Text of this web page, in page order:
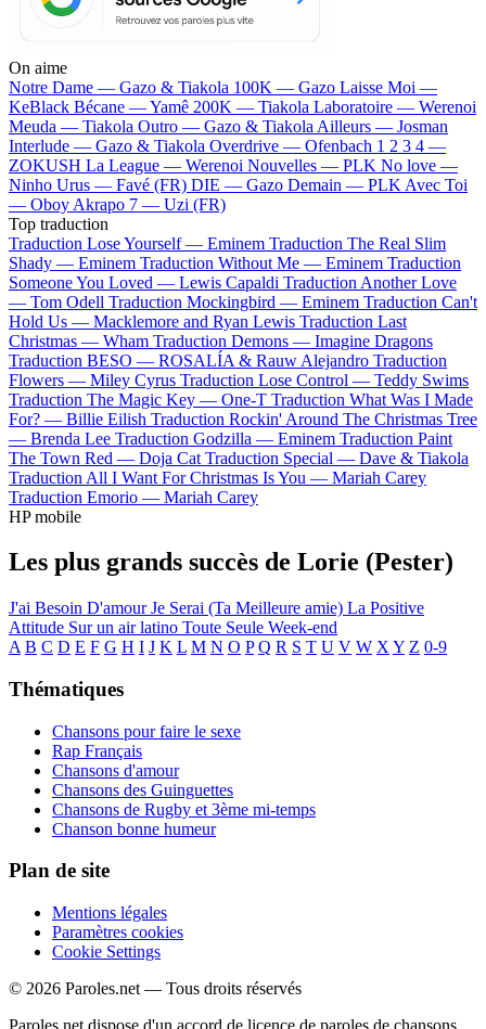
On aime
Notre Dame — Gazo & Tiakola 100K — Gazo Laisse Moi —
KeBlack Bécane —Yamê 200K — Tiakola Laboratoire — Werenoi
Meuda — Tiakola Outro — Gazo & Tiakola Ailleurs — Josman
Interlude — Gazo & Tiakola Overdrive — Ofenbach 1 2 3 4 —
ZOKUSH La League — Werenoi Nouvelles — PLK No love —
Ninho Urus — Favé (FR) DIE — Gazo Demain — PLK Avec Toi
— Oboy Akrapo 7 — Uzi (FR)
Top traduction
Traduction Lose Yourself — Eminem Traduction The Real Slim
Shady — Eminem Traduction Without Me — Eminem Traduction
Someone You Loved — Lewis Capaldi Traduction Another Love
— Tom Odell Traduction Mockingbird — Eminem Traduction Can't
Hold Us — Macklemore and Ryan Lewis Traduction Last
Christmas — Wham Traduction Demons — Imagine Dragons
Traduction BESO — ROSALÍA & Rauw Alejandro Traduction
Flowers — Miley Cyrus Traduction Lose Control — Teddy Swims
Traduction The Magic Key — One-T Traduction What Was I Made
For? — Billie Eilish Traduction Rockin' Around The Christmas Tree
— Brenda Lee Traduction Godzilla — Eminem Traduction Paint
The Town Red — Doja Cat Traduction Special — Dave & Tiakola
Traduction All I Want For Christmas Is You — Mariah Carey
Traduction Emorio — Mariah Carey
HP mobile
Les plus grands succès de Lorie (Pester)
J'ai Besoin D'amourJe Serai (Ta Meilleure amie) La Positive
Attitude Sur un air latino Toute Seule Week-end
A B C D E F G H I J K L M N O P Q R S T U V W X Y Z 0-9
Thématiques
Chansons pour faire le sexe
Rap Français
Chansons d'amour
Chansons des Guinguettes
Chansons de Rugby et 3ème mi-temps
Chanson bonne humeur
Plan de site
Mentions légales
Paramètres cookies
Cookie Settings
© 2026 Paroles.net — Tous droits réservés